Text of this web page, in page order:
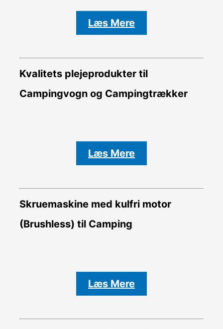
Læs Mere
Kvalitets plejeprodukter til
Campingvogn og Campingtrækker
Læs Mere
Skruemaskine med kulfri motor
(Brushless) til Camping
Læs Mere